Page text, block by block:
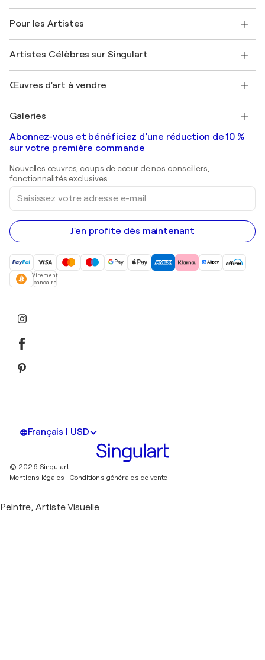
Offrir une carte cadeau
Rejoignez notre programme commercial
Mon compte
+33 1 76 44 06 42
FAQ
Magazine Singulart
Emplois
Découvrez une sélection d'art original
Pour les Artistes
Se connecter en tant qu'Artiste
Artistes Célèbres sur Singulart
Marc Chagall
Banksy
Mr. Brainwash
Shepard Fairey
Œuvres d'art à vendre
Tableaux abstraits à vendre
Peintures de paysage
Estampes
Peintures acryliques
Galeries
Galeries d'art en France
Galeries d'art en Belgique
Abonnez-vous et bénéficiez d’une réduction de 10 %
sur votre première commande
Nouvelles œuvres, coups de cœur de nos conseillers,
fonctionnalités exclusives.
Saisissez
votre
adresse
e-
mail
J'en profite dès maintenant
Virement
bancaire
Français | USD
© 2026 Singulart
Mentions légales. Conditions générales de vente
Peintre, Artiste Visuelle